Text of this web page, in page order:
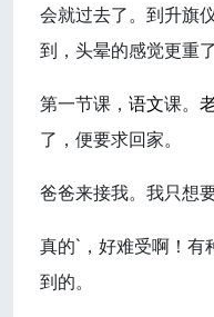
会就过去了。到升旗
到，头晕的感觉更重
第一节课， 语文课。
了，便要求回家。
爸爸来接我。我只想
真的`，好难受啊！有
到的。